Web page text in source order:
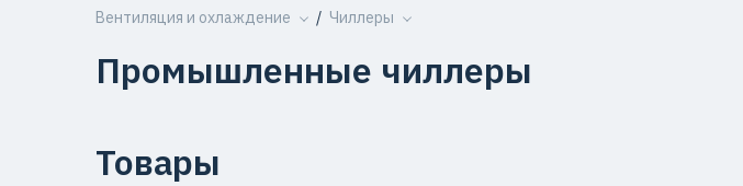
Вентиляция и охлаждение Чиллеры
Промышленные чиллеры
Товары